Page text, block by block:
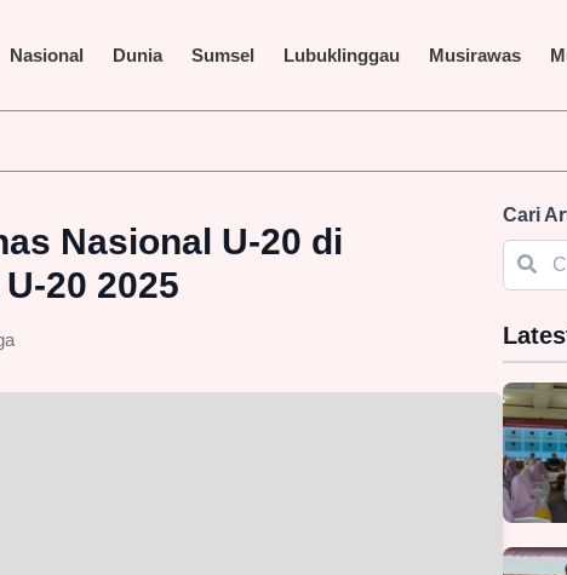
Nasional Dunia Sumsel Lubuklinggau Musirawas
Nasional U-20 di
20 2025
Cari